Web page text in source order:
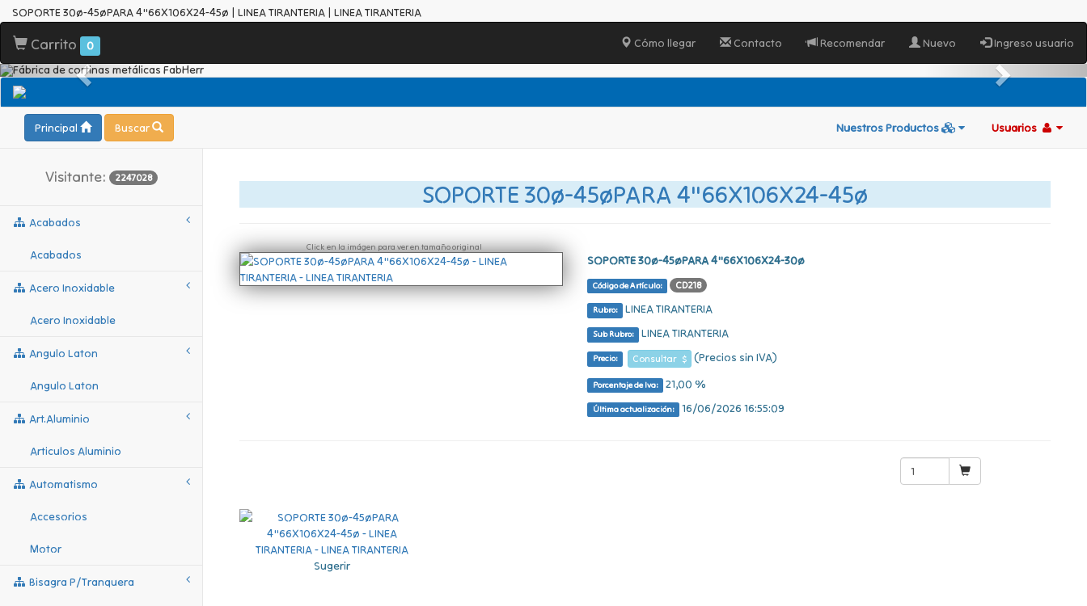
SOPORTE 30ø-45øPARA 4"66X106X24-45ø | LINEA TIRANTERIA | LINEA TIRANTERIA
Carrito 0 Cómo llegar Contacto Recomendar Nuevo Ingreso usuario
Principal Buscar Nuestros Productos Usuarios
Visitante: 2247028
Acabados
Acabados
Acero Inoxidable
Acero Inoxidable
Angulo Laton
Angulo Laton
Art.aluminio
Articulos Aluminio
Automatismo
Accesorios
Motor
Bisagra P/tranquera
SOPORTE 30ø-45øPARA 4"66X106X24-45ø
Click en la imágen para ver en tamaño original
SOPORTE 30ø-45øPARA 4"66X106X24-30ø
Código de Artículo: CD218
Rubro: LINEA TIRANTERIA
Sub Rubro: LINEA TIRANTERIA
Precio: Consultar $ (Precios sin IVA)
Porcentaje de Iva: 21,00 %
Última actualización: 16/06/2026 16:55:09
Sugerir